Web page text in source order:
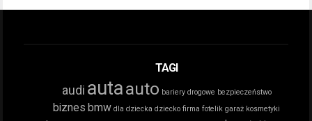
TAGI
audi autaauto bariery drogowe bezpieczeństwo
biznes bmw dla dziecka dziecko firma fotelik garaż kosmetyki